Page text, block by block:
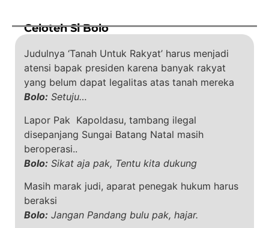
Celoteh Si Bolo
Judulnya ‘Tanah Untuk Rakyat’ harus menjadi
atensi bapak presiden karena banyak rakyat
yang belum dapat legalitas atas tanah mereka
Bolo: Setuju…
Lapor Pak Kapoldasu, tambang ilegal
disepanjang Sungai Batang Natal masih
beroperasi..
Bolo: Sikat aja pak, Tentu kita dukung
Masih marak judi, aparat penegak hukum harus
beraksi
Bolo: Jangan Pandang bulu pak, hajar.